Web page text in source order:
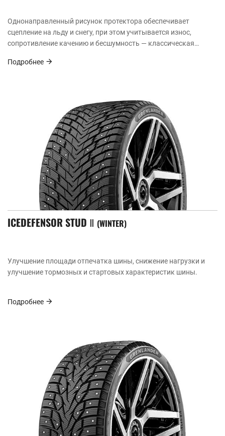
Однонаправленный рисунок протектора обеспечивает
сцепление на льду и снегу, при этом учитывается износ,
сопротивление качению и бесшумность — классическая
Подробнее
ICEDEFENSOR STUD Ⅱ WINTER
Улучшение площади отпечатка шины, снижение нагрузки и
улучшение тормозных и стартовых характеристик шины.
Подробнее